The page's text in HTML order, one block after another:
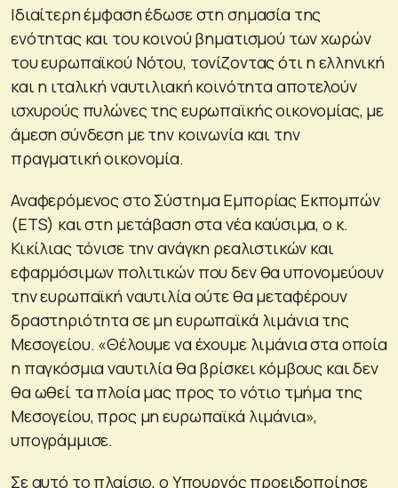
Ιδιαίτερη έμφαση έδωσε στη σημασία της
ενότητας και του κοινού βηματισμού των χωρών
του ευρωπαϊκού Νότου, τονίζοντας ότι η ελληνική
και η ιταλική ναυτιλιακή κοινότητα αποτελούν
ισχυρούς πυλώνες της ευρωπαϊκής οικονομίας, με
άμεση σύνδεση με την κοινωνία και την
πραγματική οικονομία.
Αναφερόμενος στο Σύστημα Εμπορίας Εκπομπών
(ETS) και στη μετάβαση στα νέα καύσιμα, ο κ.
Κικίλιας τόνισε την ανάγκη ρεαλιστικών και
εφαρμόσιμων πολιτικών που δεν θα υπονομεύουν
την ευρωπαϊκή ναυτιλία ούτε θα μεταφέρουν
δραστηριότητα σε μη ευρωπαϊκά λιμάνια της
Μεσογείου. «Θέλουμε να έχουμε λιμάνια στα οποία
η παγκόσμια ναυτιλία θα βρίσκει κόμβους και δεν
θα ωθεί τα πλοία μας προς το νότιο τμήμα της
Μεσογείου, προς μη ευρωπαϊκά λιμάνια»,
υπογράμμισε.
Σε αυτό το πλαίσιο, ο Υπουργός προειδοποίησε